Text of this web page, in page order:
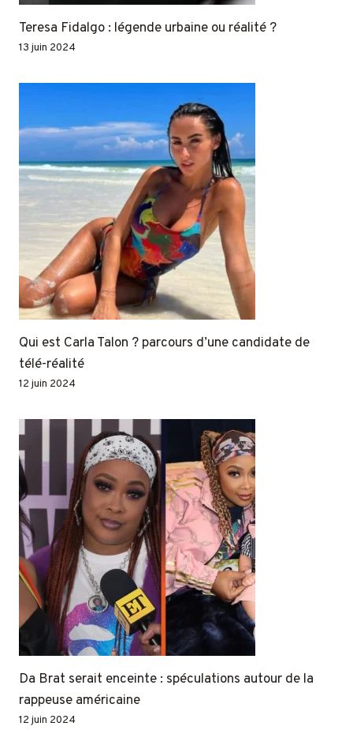
Teresa Fidalgo : légende urbaine ou réalité ?
13 juin 2024
Qui est Carla Talon ? parcours d’une candidate de
télé-réalité
12 juin 2024
Da Brat serait enceinte : spéculations autour de la
rappeuse américaine
12 juin 2024